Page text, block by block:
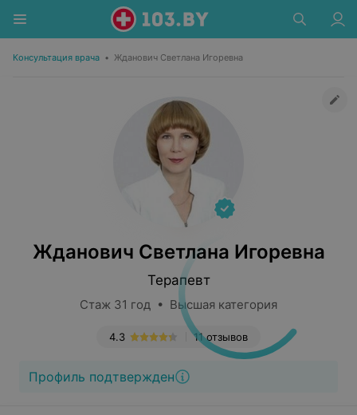
Консультация врача • Жданович Светлана Игоревна
Жданович Светлана Игоревна
Терапевт
Стаж 31 год • Высшая категория
11 отзывов
4.3
Профиль подтвержден